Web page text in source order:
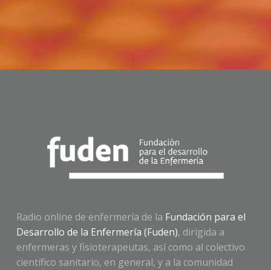
Radio online de enfermería de la Fundación para el
Desarrollo de la Enfermería (Fuden), dirigida a
enfermeras y fisioterapeutas, así como al colectivo
científico sanitario, en general, y a la comunidad